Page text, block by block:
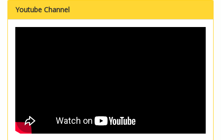
Youtube Channel